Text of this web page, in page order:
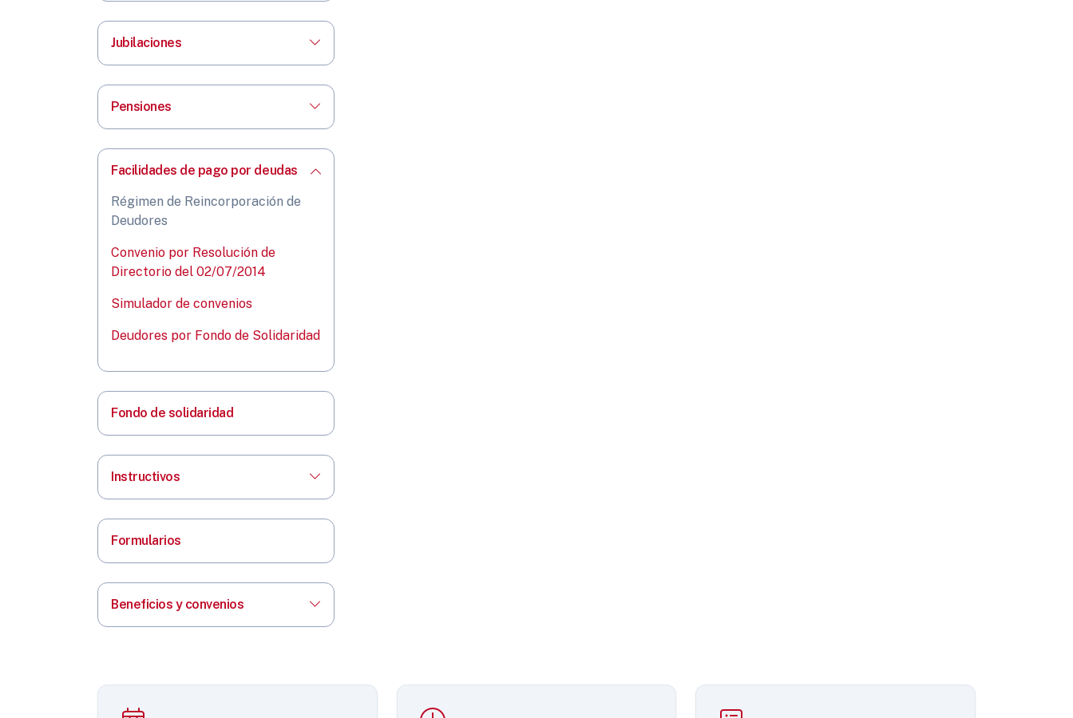
Jubilaciones
Pensiones
Facilidades de pago por deudas
Régimen de Reincorporación de
Deudores
Convenio por Resolución de
Directorio del 02/07/2014
Simulador de convenios
Deudores por Fondo de Solidaridad
Fondo de solidaridad
Instructivos
Formularios
Beneficios y convenios